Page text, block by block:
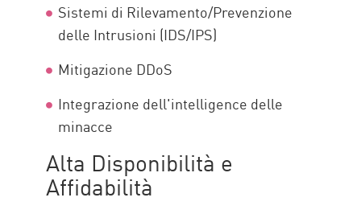
Sistemi di Rilevamento/Prevenzione
delle Intrusioni (IDS/IPS)
Mitigazione DDoS
Integrazione dell'intelligence delle
minacce
Alta Disponibilità e
Affidabilità